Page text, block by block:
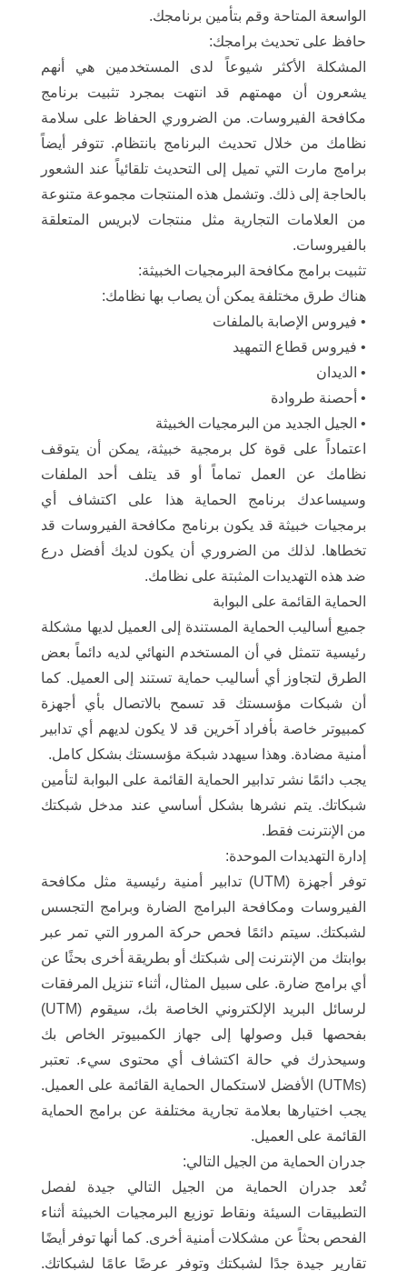
الواسعة المتاحة وقم بتأمين برنامجك.
حافظ على تحديث برامجك:
المشكلة الأكثر شيوعاً لدى المستخدمين هي أنهم
يشعرون أن مهمتهم قد انتهت بمجرد تثبيت برنامج
مكافحة الفيروسات. من الضروري الحفاظ على سلامة
نظامك من خلال تحديث البرنامج بانتظام. تتوفر أيضاً
برامج مارت التي تميل إلى التحديث تلقائياً عند الشعور
بالحاجة إلى ذلك. وتشمل هذه المنتجات مجموعة متنوعة
من العلامات التجارية مثل منتجات لابريس المتعلقة
بالفيروسات.
تثبيت برامج مكافحة البرمجيات الخبيثة:
هناك طرق مختلفة يمكن أن يصاب بها نظامك:
• فيروس الإصابة بالملفات
• فيروس قطاع التمهيد
• الديدان
• أحصنة طروادة
• الجيل الجديد من البرمجيات الخبيثة
اعتماداً على قوة كل برمجية خبيثة، يمكن أن يتوقف
نظامك عن العمل تماماً أو قد يتلف أحد الملفات
وسيساعدك برنامج الحماية هذا على اكتشاف أي
برمجيات خبيثة قد يكون برنامج مكافحة الفيروسات قد
تخطاها. لذلك من الضروري أن يكون لديك أفضل درع
ضد هذه التهديدات المثبتة على نظامك.
الحماية القائمة على البوابة
جميع أساليب الحماية المستندة إلى العميل لديها مشكلة
رئيسية تتمثل في أن المستخدم النهائي لديه دائماً بعض
الطرق لتجاوز أي أساليب حماية تستند إلى العميل. كما
أن شبكات مؤسستك قد تسمح بالاتصال بأي أجهزة
كمبيوتر خاصة بأفراد آخرين قد لا يكون لديهم أي تدابير
أمنية مضادة. وهذا سيهدد شبكة مؤسستك بشكل كامل.
يجب دائمًا نشر تدابير الحماية القائمة على البوابة لتأمين
شبكاتك. يتم نشرها بشكل أساسي عند مدخل شبكتك
من الإنترنت فقط.
إدارة التهديدات الموحدة:
توفر أجهزة (UTM) تدابير أمنية رئيسية مثل مكافحة
الفيروسات ومكافحة البرامج الضارة وبرامج التجسس
لشبكتك. سيتم دائمًا فحص حركة المرور التي تمر عبر
بوابتك من الإنترنت إلى شبكتك أو بطريقة أخرى بحثًا عن
أي برامج ضارة. على سبيل المثال، أثناء تنزيل المرفقات
لرسائل البريد الإلكتروني الخاصة بك، سيقوم (UTM)
بفحصها قبل وصولها إلى جهاز الكمبيوتر الخاص بك
وسيحذرك في حالة اكتشاف أي محتوى سيء. تعتبر
(UTMs) الأفضل لاستكمال الحماية القائمة على العميل.
يجب اختيارها بعلامة تجارية مختلفة عن برامج الحماية
القائمة على العميل.
جدران الحماية من الجيل التالي:
تُعد جدران الحماية من الجيل التالي جيدة لفصل
التطبيقات السيئة ونقاط توزيع البرمجيات الخبيثة أثناء
الفحص بحثاً عن مشكلات أمنية أخرى. كما أنها توفر أيضًا
تقارير جيدة جدًا لشبكتك وتوفر عرضًا عامًا لشبكاتك.